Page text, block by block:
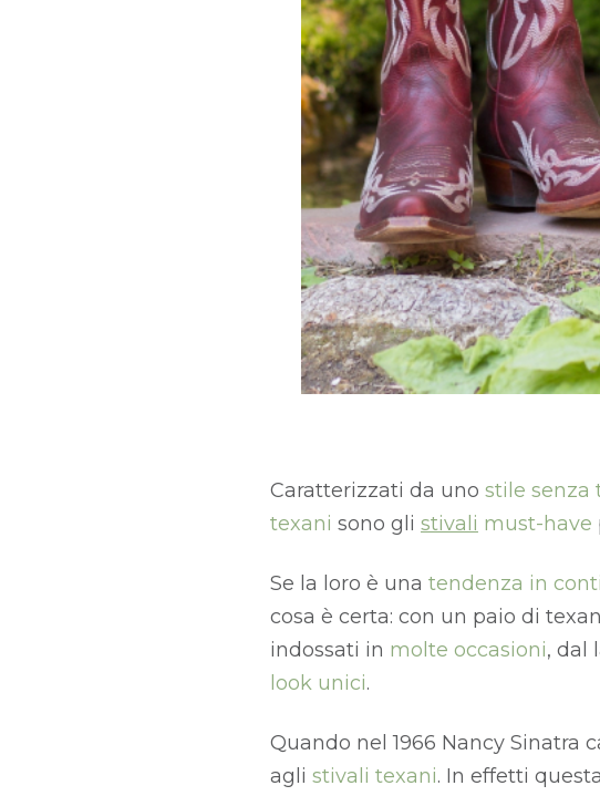
Caratterizzati da uno stile senza
texani sono gli stivali must-have
Se la loro è una tendenza in
cosa è certa: con un paio di
indossati in molte occasioni, dal
look unici.
Quando nel 1966 Nancy Sinatra
agli stivali texani. In effetti